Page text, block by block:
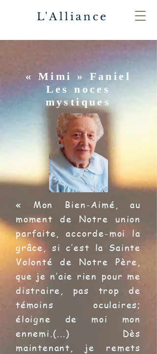
L'Alliance
« Mimi » Faniel
Les noces
mystiques
« Mon Bien-Aimé, au
moment de Notre union
parfaite, accorde-moi la
grâce, si c’est la Sainte
Volonté de Notre Père,
que je n’aie rien pour me
distraire, pas trop de
témoins oculaires;
éloigne de moi mon
ennemi.(...) Dès
maintenant, je remets